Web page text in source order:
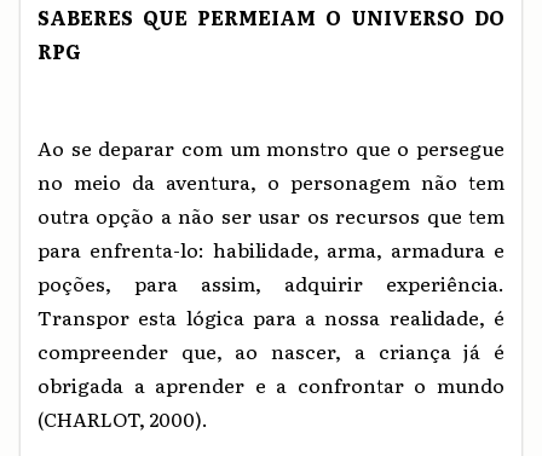
SABERES QUE PERMEIAM O UNIVERSO DO
RPG
Ao se deparar com um monstro que o persegue
no meio da aventura, o personagem não tem
outra opção a não ser usar os recursos que tem
para enfrenta-lo: habilidade, arma, armadura e
poções, para assim, adquirir experiência.
Transpor esta lógica para a nossa realidade, é
compreender que, ao nascer, a criança já é
obrigada a aprender e a confrontar o mundo
(CHARLOT, 2000).